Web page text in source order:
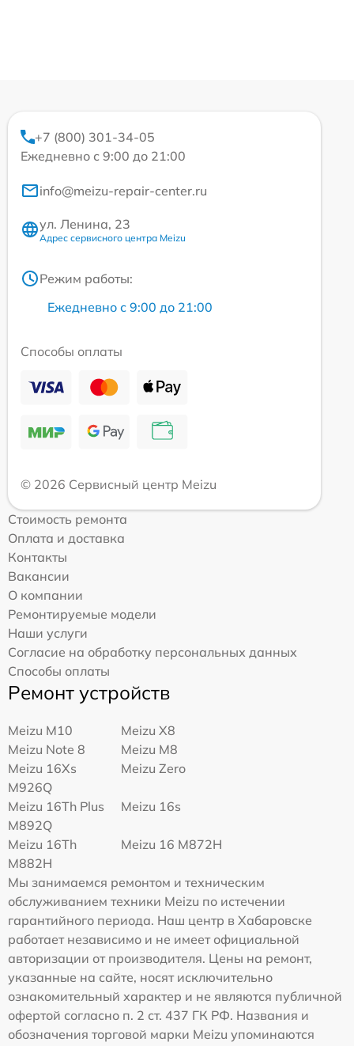
+7 (800) 301-34-05
Ежедневно с 9:00 до 21:00
info@meizu-repair-center.ru
ул. Ленина, 23
Адрес сервисного центра Meizu
Режим работы:
Ежедневно с 9:00 до 21:00
Способы оплаты
© 2026 Сервисный центр Meizu
Стоимость ремонта
Оплата и доставка
Контакты
Вакансии
О компании
Ремонтируемые модели
Наши услуги
Согласие на обработку персональных данных
Способы оплаты
Ремонт устройств
Meizu M10
Meizu X8
Meizu Note 8
Meizu M8
Meizu 16Xs
M926Q
Meizu Zero
Meizu 16Th Plus
M892Q
Meizu 16s
Meizu 16Th
M882H
Meizu 16 M872H
Мы занимаемся ремонтом и техническим
обслуживанием техники Meizu по истечении
гарантийного периода. Наш центр в Хабаровске
работает независимо и не имеет официальной
авторизации от производителя. Цены на ремонт,
указанные на сайте, носят исключительно
ознакомительный характер и не являются публичной
офертой согласно п. 2 ст. 437 ГК РФ. Названия и
обозначения торговой марки Meizu упоминаются